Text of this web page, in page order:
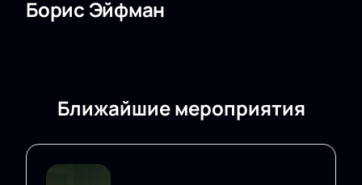
Борис Эйфман
Ближайшие мероприятия